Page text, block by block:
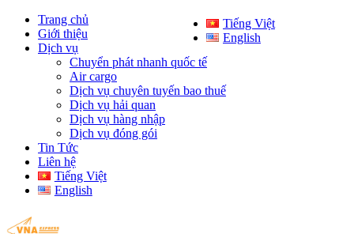
Tiếng Việt
English
Trang chủ
Giới thiệu
Dịch vụ
Chuyển phát nhanh quốc tế
Air cargo
Dịch vụ chuyên tuyến bao thuế
Dịch vụ hải quan
Dịch vụ hàng nhập
Dịch vụ đóng gói
Tin Tức
Liên hệ
Tiếng Việt
English